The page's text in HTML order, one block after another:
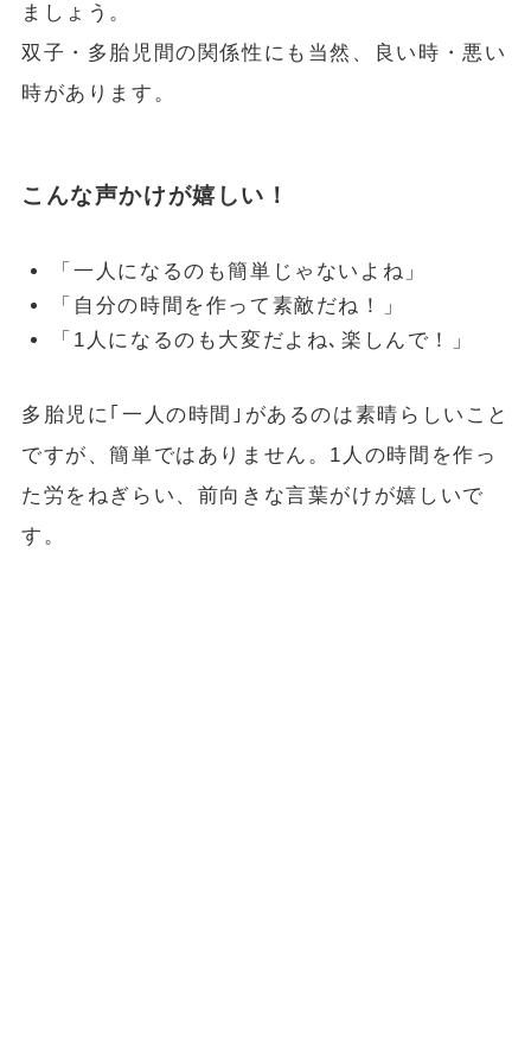
ましょう。
双子・多胎児間の関係性にも当然、良い時・悪い
時があります。
こんな声かけが嬉しい！
「一人になるのも簡単じゃないよね」
「自分の時間を作って素敵だね！」
「1人になるのも大変だよね､楽しんで！」
多胎児に｢⼀⼈の時間｣があるのは素晴らしいこと
ですが、簡単ではありません。1⼈の時間を作っ
た労をねぎらい、前向きな⾔葉がけが嬉しいで
す。